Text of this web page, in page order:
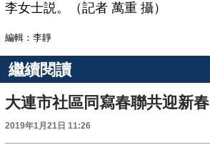
李女士説。（記者 萬重 攝）
編輯：李靜
繼續閱讀
大連市社區同寫春聯共迎新春
2019年1月21日 11:26